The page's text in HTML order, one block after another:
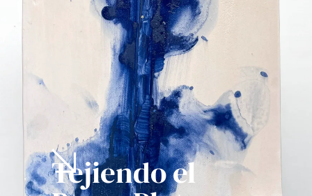
Tejiendo el